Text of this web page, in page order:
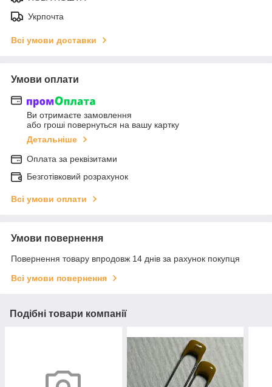
Укрпочта
Всі умови доставки
Умови оплати
Ви отримаєте замовлення
або гроші повернуться на вашу картку
Детальніше
Оплата за реквізитами
Безготівковий розрахунок
Всі умови оплати
Умови повернення
Повернення товару впродовж 14 днів за рахунок покупця
Всі умови повернення
Подібні товари компанії